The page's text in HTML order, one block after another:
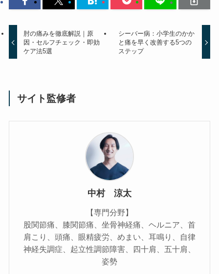
肘の痛みを徹底解説｜原
因・セルフチェック・即効
ケア法5選
シーバー病：小学生のかか
と痛を早く改善する5つの
ステップ
サイト監修者
中村 涼太
【専門分野】
股関節痛、膝関節痛、坐骨神経痛、ヘルニア、首
肩こり、頭痛、眼精疲労、めまい、耳鳴り、自律
神経失調症、起立性調節障害、四十肩、五十肩、
姿勢